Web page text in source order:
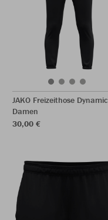
JAKO Freizeithose Dynamic
Damen
30,00 €